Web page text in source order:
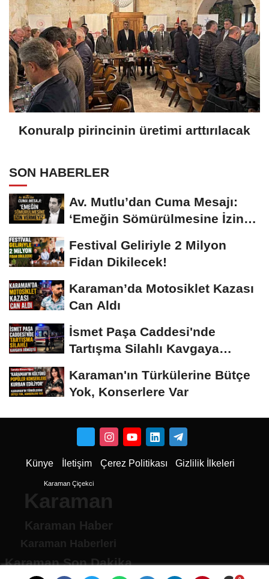
Konuralp pirincinin üretimi arttırılacak
SON HABERLER
Av. Mutlu’dan Cuma Mesajı:
‘Emeğin Sömürülmesine İzin
Festival Geliriyle 2 Milyon
Fidan Dikilecek!
Karaman’da Motosiklet Kazası
Can Aldı
İsmet Paşa Caddesi'nde
Tartışma Silahlı Kavgaya
Karaman'ın Türkülerine Bütçe
Yok, Konserlere Var
Künye İletişim Çerez Politikası Gizlilik İlkeleri
Karaman Çiçekci
Karaman
Karaman Haber
Karaman Haberleri
Karaman Son Dakika